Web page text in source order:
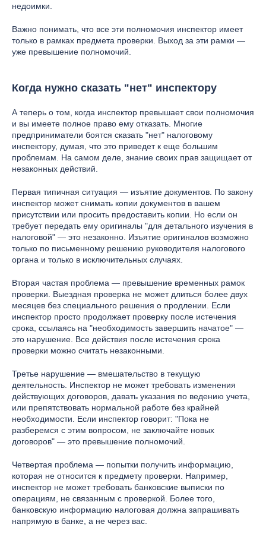
недоимки.
Важно понимать, что все эти полномочия инспектор имеет
только в рамках предмета проверки. Выход за эти рамки —
уже превышение полномочий.
Когда нужно сказать "нет" инспектору
А теперь о том, когда инспектор превышает свои полномочия
и вы имеете полное право ему отказать. Многие
предприниматели боятся сказать "нет" налоговому
инспектору, думая, что это приведет к еще большим
проблемам. На самом деле, знание своих прав защищает от
незаконных действий.
Первая типичная ситуация — изъятие документов. По закону
инспектор может снимать копии документов в вашем
присутствии или просить предоставить копии. Но если он
требует передать ему оригиналы "для детального изучения в
налоговой" — это незаконно. Изъятие оригиналов возможно
только по письменному решению руководителя налогового
органа и только в исключительных случаях.
Вторая частая проблема — превышение временных рамок
проверки. Выездная проверка не может длиться более двух
месяцев без специального решения о продлении. Если
инспектор просто продолжает проверку после истечения
срока, ссылаясь на "необходимость завершить начатое" —
это нарушение. Все действия после истечения срока
проверки можно считать незаконными.
Третье нарушение — вмешательство в текущую
деятельность. Инспектор не может требовать изменения
действующих договоров, давать указания по ведению учета,
или препятствовать нормальной работе без крайней
необходимости. Если инспектор говорит: "Пока не
разберемся с этим вопросом, не заключайте новых
договоров" — это превышение полномочий.
Четвертая проблема — попытки получить информацию,
которая не относится к предмету проверки. Например,
инспектор не может требовать банковские выписки по
операциям, не связанным с проверкой. Более того,
банковскую информацию налоговая должна запрашивать
напрямую в банке, а не через вас.